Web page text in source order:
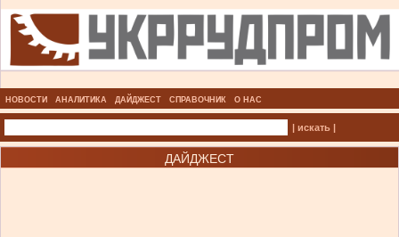
НОВОСТИ АНАЛИТИКА ДАЙДЖЕСТ СПРАВОЧНИК О НАС
| искать |
ДАЙДЖЕСТ